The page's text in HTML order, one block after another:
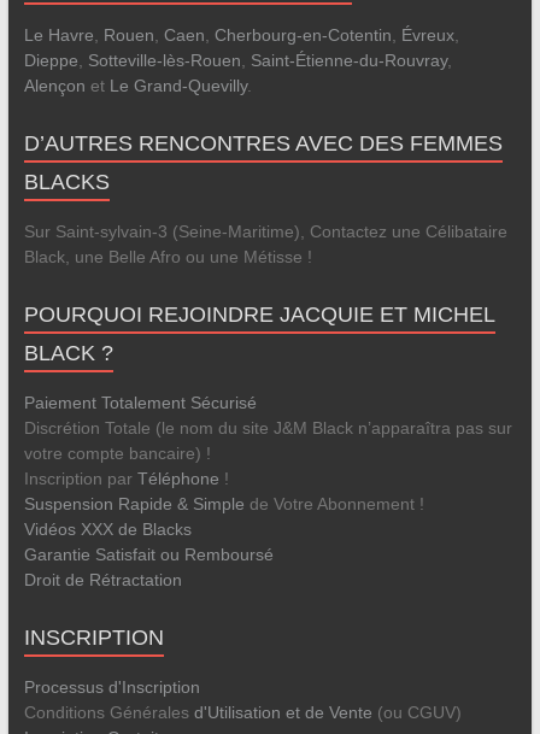
Le Havre, Rouen, Caen, Cherbourg-en-Cotentin, Évreux,
Dieppe, Sotteville-lès-Rouen, Saint-Étienne-du-Rouvray,
Alençon et Le Grand-Quevilly.
D’AUTRES RENCONTRES AVEC DES FEMMES
BLACKS
Sur Saint-sylvain-3 (Seine-Maritime), Contactez une Célibataire
Black, une Belle Afro ou une Métisse !
POURQUOI REJOINDRE JACQUIE ET MICHEL
BLACK ?
Paiement Totalement Sécurisé
Discrétion Totale (le nom du site J&M Black n’apparaîtra pas sur
votre compte bancaire) !
Inscription par Téléphone !
Suspension Rapide & Simple de Votre Abonnement !
Vidéos XXX de Blacks
Garantie Satisfait ou Remboursé
Droit de Rétractation
INSCRIPTION
Processus d'Inscription
Conditions Générales d'Utilisation et de Vente (ou CGUV)